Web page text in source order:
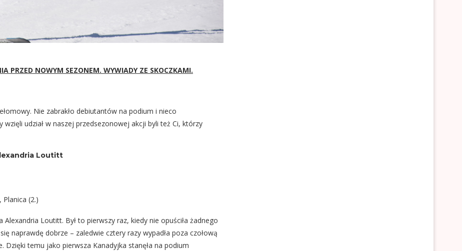
PRZED NOWYM SEZONEM. WYWIADY ZE SKOCZKAMI.
Nie zabrakło debiutantów na podium i nieco
udział w naszej przedsezonowej akcji byli też Ci, którzy
Loutitt
Planica (2.)
Loutitt. Był to pierwszy raz, kiedy nie opuściła żadnego
naprawdę dobrze – zaledwie cztery razy wypadła poza czołową
Dzięki temu jako pierwsza Kanadyjka stanęła na podium